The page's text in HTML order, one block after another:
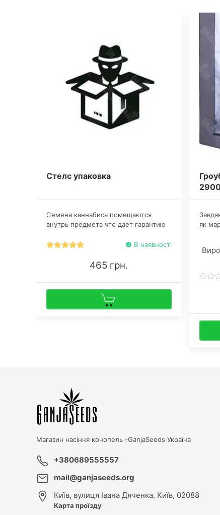
Стелс упаковка
Семена каннабиса помещаются
внутрь предмета что дает гарантию
тайна содержимого останется
стелс упаковки и ее содержимого
предъявляется по желанию
клиентам после полной оплаты
перед отправкой.
В наявності
465 грн.
як
на
Магазин насіння конопель -GanjaSeeds Україна
+380689555557
mail@ganjaseeds.org
Київ, вулиця Івана Дяченка, Київ, 02088
Карта проїзду